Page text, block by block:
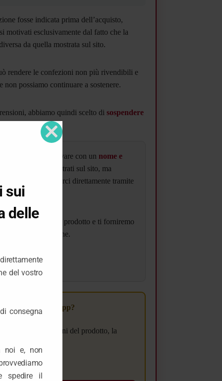
fosse indicata prima dell’acquisto,
motivati esclusivamente dal fatto che la
da quella mostrata sul sito.
rendere le confezioni non più rivendibili e
non possiamo continuare a sostenere.
abbiamo quindi scelto di sospendere
questo prodotto.
prodotto potrà arrivare con un nome e
rispetto a quelli mostrati sul sito, ma
puoi contattarci direttamente tramite
corrispondenza del prodotto e ti forniremo
con l’ordine.
tramite WhatsApp?
le opzioni del prodotto, la
Close
module
sui
delle
del vostro
consegna
noi e, non
spedire il